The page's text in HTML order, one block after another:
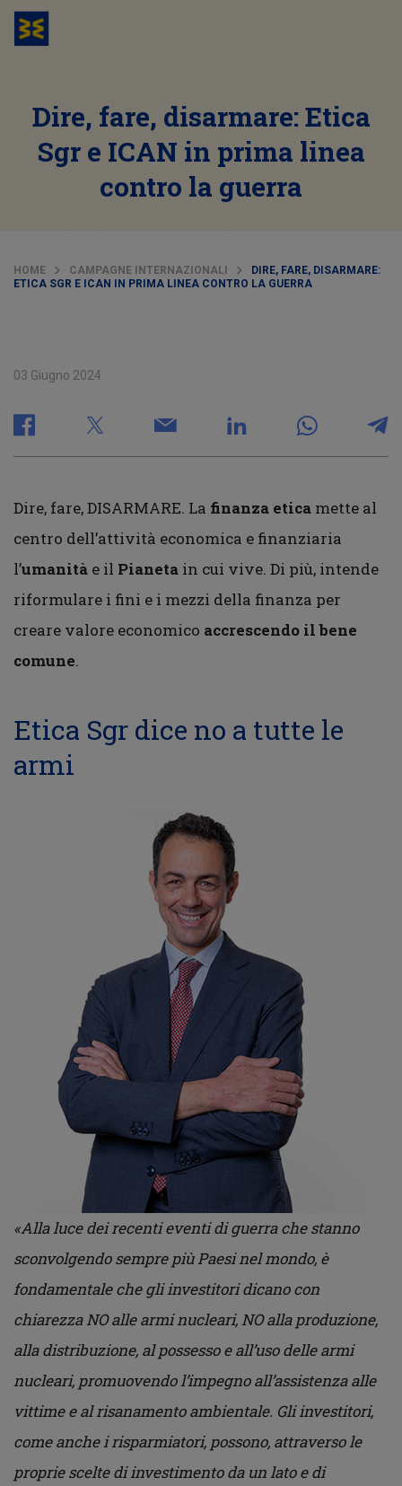
Dire, fare, disarmare: Etica
Sgr e ICAN in prima linea
contro la guerra
HOME CAMPAGNE INTERNAZIONALI
DIRE, FARE, DISARMARE:
ETICA SGR E ICAN IN PRIMA LINEA CONTRO LA GUERRA
03 Giugno 2024
Dire, fare, DISARMARE. La finanza etica mette al
centro dell’attività economica e finanziaria
l’umanità e il Pianeta in cui vive. Di più, intende
riformulare i fini e i mezzi della finanza per
creare valore economico accrescendo il bene
comune.
Etica Sgr dice no a tutte le
armi
«Alla luce dei recenti eventi di guerra che stanno
sconvolgendo sempre più Paesi nel mondo, è
fondamentale che gli investitori dicano con
chiarezza NO alle armi nucleari, NO alla produzione,
alla distribuzione, al possesso e all’uso delle armi
nucleari, promuovendo l’impegno all’assistenza alle
vittime e al risanamento ambientale. Gli investitori,
come anche i risparmiatori, possono, attraverso le
proprie scelte di investimento da un lato e di